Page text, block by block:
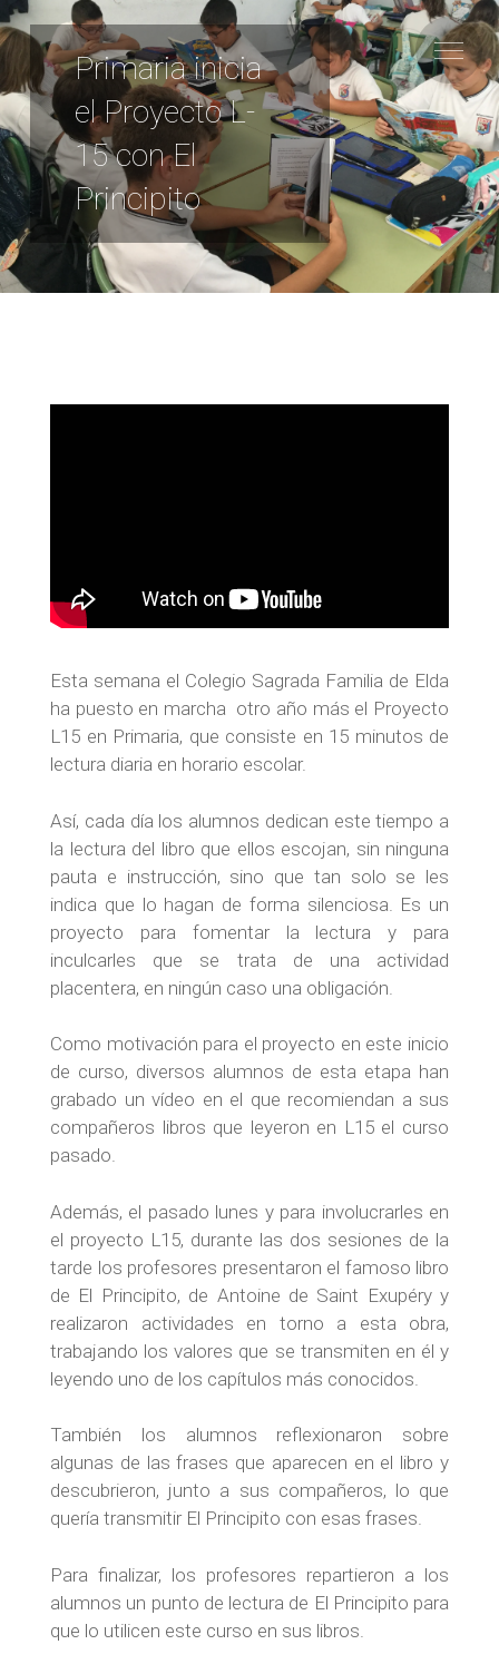
Primaria inicia
el Proyecto L-
15 con El
Principito
Esta semana el Colegio Sagrada Familia de Elda
ha puesto en marcha otro año más el Proyecto
L15 en Primaria, que consiste en 15 minutos de
lectura diaria en horario escolar.
Así, cada día los alumnos dedican este tiempo a
la lectura del libro que ellos escojan, sin ninguna
pauta e instrucción, sino que tan solo se les
indica que lo hagan de forma silenciosa. Es un
proyecto para fomentar la lectura y para
inculcarles que se trata de una actividad
placentera, en ningún caso una obligación.
Como motivación para el proyecto en este inicio
de curso, diversos alumnos de esta etapa han
grabado un vídeo en el que recomiendan a sus
compañeros libros que leyeron en L15 el curso
pasado.
Además, el pasado lunes y para involucrarles en
el proyecto L15, durante las dos sesiones de la
tarde los profesores presentaron el famoso libro
de El Principito, de Antoine de Saint Exupéry y
realizaron actividades en torno a esta obra,
trabajando los valores que se transmiten en él y
leyendo uno de los capítulos más conocidos.
También los alumnos reflexionaron sobre
algunas de las frases que aparecen en el libro y
descubrieron, junto a sus compañeros, lo que
quería transmitir El Principito con esas frases.
Para finalizar, los profesores repartieron a los
alumnos un punto de lectura de El Principito para
que lo utilicen este curso en sus libros.